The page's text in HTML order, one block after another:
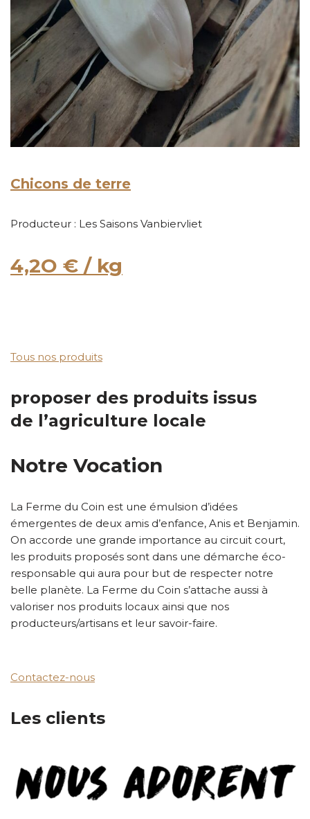
Chicons de terre
Producteur : Les Saisons Vanbiervliet
4,2O € / kg
Tous nos produits
proposer des produits issus
de l’agriculture locale
Notre Vocation
La Ferme du Coin est une émulsion d’idées
émergentes de deux amis d’enfance, Anis et Benjamin.
On accorde une grande importance au circuit court,
les produits proposés sont dans une démarche éco-
responsable qui aura pour but de respecter notre
belle planète. La Ferme du Coin s’attache aussi à
valoriser nos produits locaux ainsi que nos
producteurs/artisans et leur savoir-faire.
Contactez-nous
Les clients